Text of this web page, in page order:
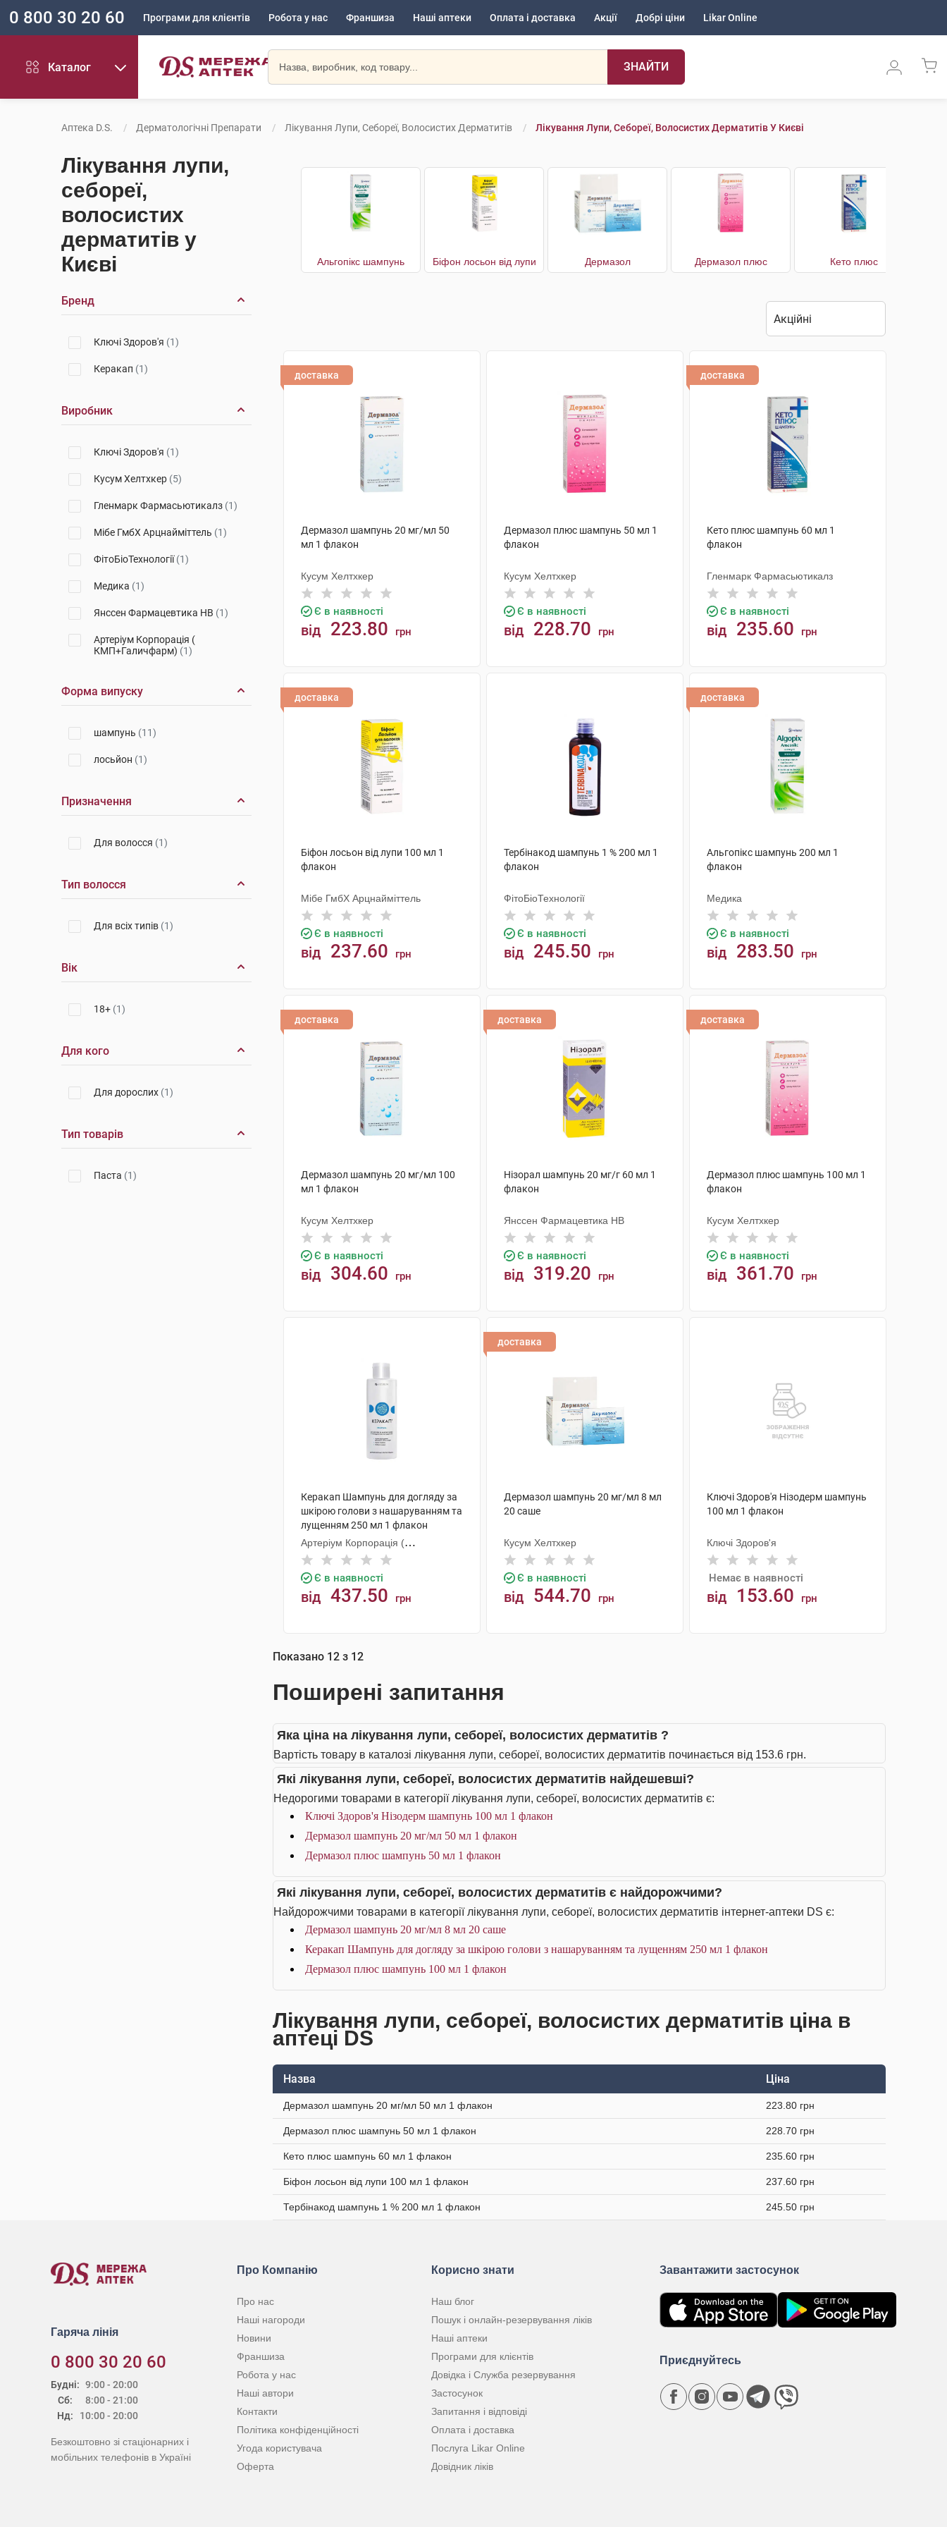
0 800 30 20 60 Програми для клієнтів Робота у нас Франшиза Наші аптеки Оплата і доставка Акції Добрі ціни Likar Online
Каталог ЗНАЙТИ
Аптека D.S. Дерматологічні Препарати Лікування Лупи, Себореї, Волосистих Дерматитів Лікування Лупи, Себореї, Волосистих Дерматитів У Києві
Лікування лупи,
себореї,
волосистих
дерматитів у
Києві
Бренд
Ключі Здоров'я (1)
Керакап (1)
Виробник
Ключі Здоров'я (1)
Кусум Хелтхкер (5)
Гленмарк Фармасьютикалз (1)
Мібе ГмбХ Арцнайміттель (1)
ФітоБіоТехнології(1)
Медика (1)
Янссен Фармацевтика НВ (1)
Артеріум Корпорація (
КМП+Галичфарм) (1)
Форма випуску
шампунь (11)
лосьйон (1)
Призначення
Для волосся (1)
Тип волосся
Для всіх типів (1)
Вік
18+ (1)
Для кого
Для дорослих (1)
Тип товарів
Паста (1)
Альгопікс шампунь Біфон лосьон від лупи Дермазол Дермазол плюс Кето плюс
доставка
Дермазол шампунь 20 мг/мл 50
мл 1 флакон
Кусум Хелтхкер
Є в наявності
від 223.80 грн
Дермазол плюс шампунь 50 мл 1
флакон
Кусум Хелтхкер
Є в наявності
від 228.70 грн
доставка
Кето плюс шампунь 60 мл 1
флакон
Гленмарк Фармасьютикалз
Є в наявності
від 235.60 грн
доставка
Біфон лосьон від лупи 100 мл 1
флакон
Мібе ГмбХ Арцнайміттель
Є в наявності
від 237.60 грн
Тербінакод шампунь 1 % 200 мл 1
флакон
ФітоБіоТехнології
Є в наявності
від 245.50 грн
доставка
Альгопікс шампунь 200 мл 1
флакон
Медика
Є в наявності
від 283.50 грн
доставка
Дермазол шампунь 20 мг/мл 100
мл 1 флакон
Кусум Хелтхкер
Є в наявності
від 304.60 грн
доставка
Нізорал шампунь 20 мг/г 60 мл 1
флакон
Янссен Фармацевтика НВ
Є в наявності
від 319.20 грн
доставка
Дермазол плюс шампунь 100 мл 1
флакон
Кусум Хелтхкер
Є в наявності
від 361.70 грн
Керакап Шампунь для догляду за
шкірою голови з нашаруванням та
лущенням 250 мл 1 флакон
Артеріум Корпорація (
КМП+Галичфарм)
Є в наявності
від 437.50 грн
доставка
Дермазол шампунь 20 мг/мл 8 мл
20 саше
Кусум Хелтхкер
Є в наявності
від 544.70 грн
Ключі Здоров'я Нізодерм шампунь
100 мл 1 флакон
Ключі Здоров'я
Немає в наявності
від 153.60 грн
Показано 12 з 12
Поширені запитання
Яка ціна на лікування лупи, себореї, волосистих дерматитів ?
Вартість товару в каталозі лікування лупи, себореї, волосистих дерматитів починається від 153.6 грн.
Які лікування лупи, себореї, волосистих дерматитів найдешевші?
Недорогими товарами в категорії лікування лупи, себореї, волосистих дерматитів є:
Ключі Здоров'я Нізодерм шампунь 100 мл 1 флакон
Дермазол шампунь 20 мг/мл 50 мл 1 флакон
Дермазол плюс шампунь 50 мл 1 флакон
Які лікування лупи, себореї, волосистих дерматитів є найдорожчими?
Найдорожчими товарами в категорії лікування лупи, себореї, волосистих дерматитів інтернет-аптеки DS є:
Дермазол шампунь 20 мг/мл 8 мл 20 саше
Керакап Шампунь для догляду за шкірою голови з нашаруванням та лущенням 250 мл 1 флакон
Дермазол плюс шампунь 100 мл 1 флакон
Лікування лупи, себореї, волосистих дерматитів ціна в
аптеці DS
Назва Ціна
Дермазол шампунь 20 мг/мл 50 мл 1 флакон 223.80 грн
Дермазол плюс шампунь 50 мл 1 флакон 228.70 грн
Кето плюс шампунь 60 мл 1 флакон 235.60 грн
Біфон лосьон від лупи 100 мл 1 флакон 237.60 грн
Тербінакод шампунь 1 % 200 мл 1 флакон 245.50 грн
Гаряча лінія
0 800 30 20 60
Будні:
Сб:
Нд:
9:00 - 20:00
8:00 - 21:00
10:00 - 20:00
Безкоштовно зі стаціонарних і
мобільних телефонів в Україні
Про Компанію
Про нас
Наші нагороди
Новини
Франшиза
Робота у нас
Наші автори
Контакти
Політика конфіденційності
Угода користувача
Оферта
Корисно знати
Наш блог
Пошук і онлайн-резервування ліків
Наші аптеки
Програми для клієнтів
Довідка і Служба резервування
Застосунок
Запитання і відповіді
Оплата і доставка
Послуга Likar Online
Довідник ліків
Завантажити застосунок
Приєднуйтесь